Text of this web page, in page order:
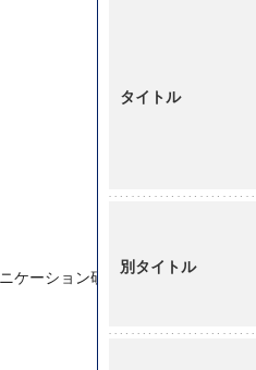
ケーション研究所
タイトル
別タイトル